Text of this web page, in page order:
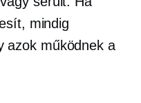
mindig
azok működnek a